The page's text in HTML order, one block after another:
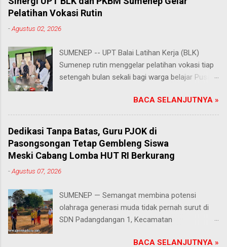
Pelatihan Vokasi Rutin
-Agustus 02, 2026
SUMENEP -- UPT Balai Latihan Kerja (BLK)
Sumenep rutin menggelar pelatihan vokasi tiap
setengah bulan sekali bagi warga belajar Pusat
Kabupaten Sumenep. Ahad (2/8/2026).
Program ini menawarkan berbagai pilihan
keterampilan, mulai dari pembuatan roti dan kue
hingga kejuruan lainnya yang bebas dipilih
peserta sesuai bakat dan minat masing-
masing. Kehadiran program ini disambut hangat
para peserta. Salah satunya Juhairiyah, peserta
Kecamatan Guluk-Guluk. "Saya sangat senang
bisa mengikuti pelatihan ini. Selain menambah
wawasan dan keterampilan baru, saya juga bisa
BACA SELANJUTNYA »
Dedikasi Tanpa Batas, Guru PJOK di
Pasongsongan Tetap Gembleng Siswa
Meski Cabang Lomba HUT RI Berkurang
-Agustus 07, 2026
SUMENEP — Semangat membina potensi
olahraga generasi muda tidak pernah surut di
SDN Padangdangan 1, Kecamatan
(5/8/2026) Meski beberapa cabang olahraga
BACA SELANJUTNYA »